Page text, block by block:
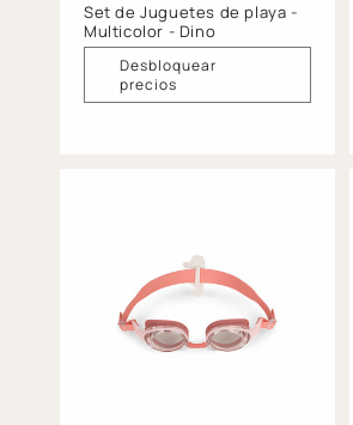
Set de Juguetes de playa -
Multicolor - Dino
Desbloquear
precios